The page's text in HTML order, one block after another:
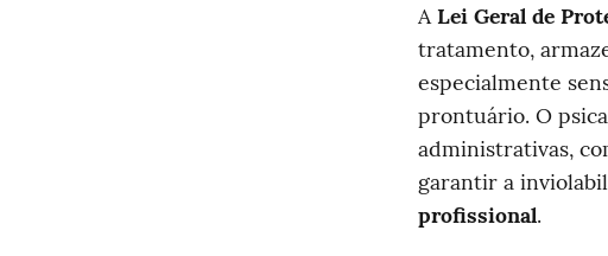
A Lei Geral de
tratamento,
especialmente
prontuário. O
administrativas,
garantir a
profissional.